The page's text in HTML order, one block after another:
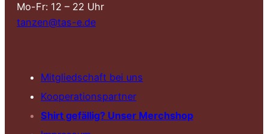
Mo-Fr: 12 – 22 Uhr
tanzen@tas-e.de
Mitgliedschaft bei uns
Kooperationspartner
Shirt gefällig? Unser Merchshop